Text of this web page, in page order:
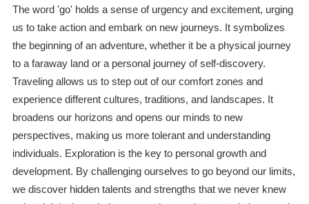
The word 'go' holds a sense of urgency and excitement, urging
us to take action and embark on new journeys. It symbolizes
the beginning of an adventure, whether it be a physical journey
to a faraway land or a personal journey of self-discovery.
Traveling allows us to step out of our comfort zones and
experience different cultures, traditions, and landscapes. It
broadens our horizons and opens our minds to new
perspectives, making us more tolerant and understanding
individuals. Exploration is the key to personal growth and
development. By challenging ourselves to go beyond our limits,
we discover hidden talents and strengths that we never knew